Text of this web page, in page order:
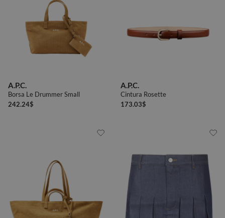
A.P.C.
Borsa Le Drummer Small
242.24$
A.P.C.
Cintura Rosette
173.03$